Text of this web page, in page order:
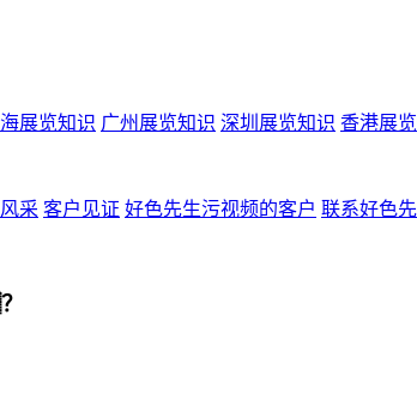
海展览知识 广州展览知识 深圳展览知识 香港展
采 客户见证 好色先生污视频的客户 联系好色